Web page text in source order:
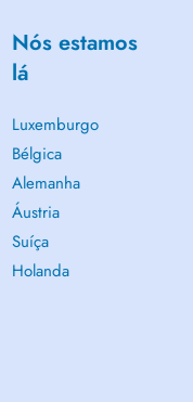
Nós estamos
lá
Luxemburgo
Bélgica
Alemanha
Áustria
Suíça
Holanda